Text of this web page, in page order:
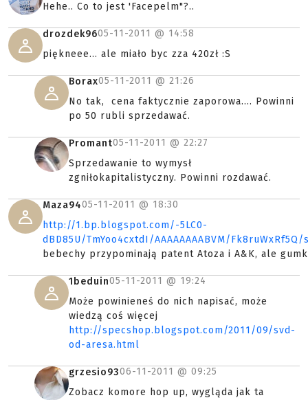
Hehe.. Co to jest 'Facepelm"?..
drozdek9605-11-2011 @ 14:58
piękneee... ale miało byc zza 420zł :S
Borax05-11-2011 @ 21:26
No tak, cena faktycznie zaporowa.... Powinni
po 50 rubli sprzedawać.
Promant05-11-2011 @ 22:27
Sprzedawanie to wymysł
zgniłokapitalistyczny. Powinni rozdawać.
Maza9405-11-2011 @ 18:30
http://1.bp.blogspot.com/-5LC0-
dBD85U/TmYoo4cxtdI/AAAAAAAABVM/
bebechy przypominają patent Atoza i A&K, ale
1beduin05-11-2011 @ 19:24
Może powinieneś do nich napisać, może
wiedzą coś więcej
http://specshop.blogspot.com/2011/09/svd-
od-aresa.html
grzesio9306-11-2011 @ 09:25
Zobacz komore hop up, wygląda jak ta